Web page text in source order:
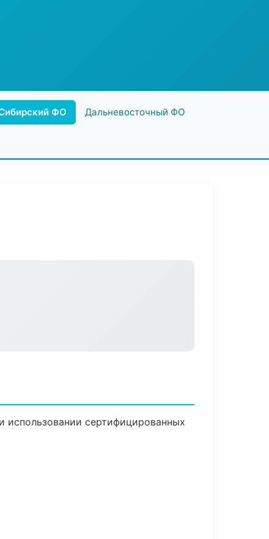
ФО Дальневосточный ФО
использовании сертифицированных